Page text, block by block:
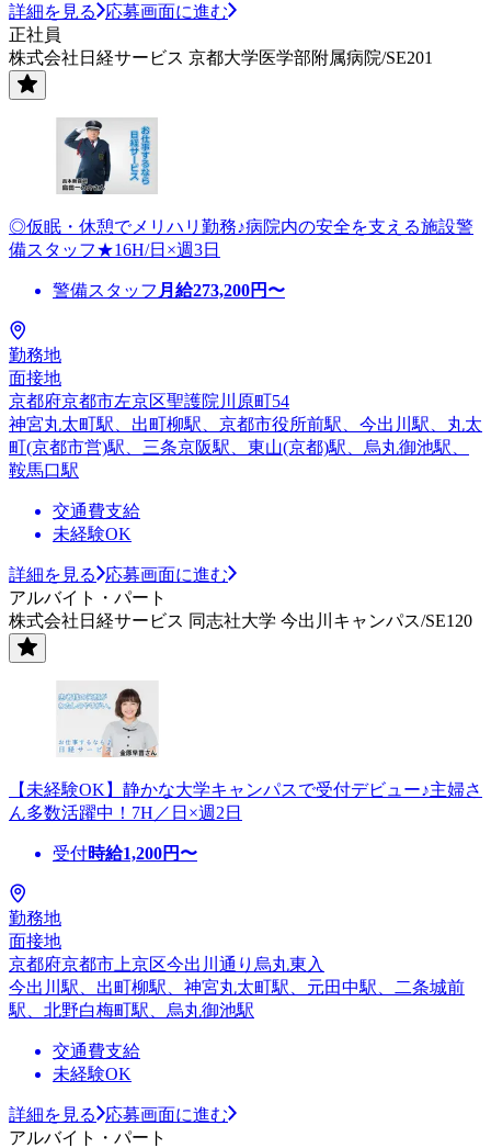
詳細を見る
応募画面に進む
正社員
株式会社日経サービス 京都大学医学部附属病院/SE201
◎仮眠・休憩でメリハリ勤務♪病院内の安全を支える施設警
備スタッフ★16H/日×週3日
警備スタッフ 月給273,200円〜
勤務地
面接地
京都府京都市左京区聖護院川原町54
神宮丸太町駅、出町柳駅、京都市役所前駅、今出川駅、丸太
町(京都市営)駅、三条京阪駅、東山(京都)駅、烏丸御池駅、
鞍馬口駅
交通費支給
未経験OK
詳細を見る
応募画面に進む
アルバイト・パート
株式会社日経サービス 同志社大学 今出川キャンパス/SE120
【未経験OK】静かな大学キャンパスで受付デビュー♪主婦さ
ん多数活躍中！7H／日×週2日
受付時給1,200円〜
勤務地
面接地
京都府京都市上京区今出川通り烏丸東入
今出川駅、出町柳駅、神宮丸太町駅、元田中駅、二条城前
駅、北野白梅町駅、烏丸御池駅
交通費支給
未経験OK
詳細を見る
応募画面に進む
アルバイト・パート